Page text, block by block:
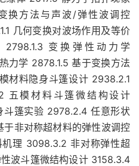
换方法与声波/弹性波调控
几何变换对波场作用及等价
变换弹性动力学
力学 2878.1.5 基于变换方法
材料隐身斗篷设计 2938.2.1
五模材料斗篷微结构设计
篷实验 2978.2.4 任意形状
非对称超材料的弹性波调控
理 3098.3.2 非对称弹性超
波斗篷微结构设计 3158.3.4